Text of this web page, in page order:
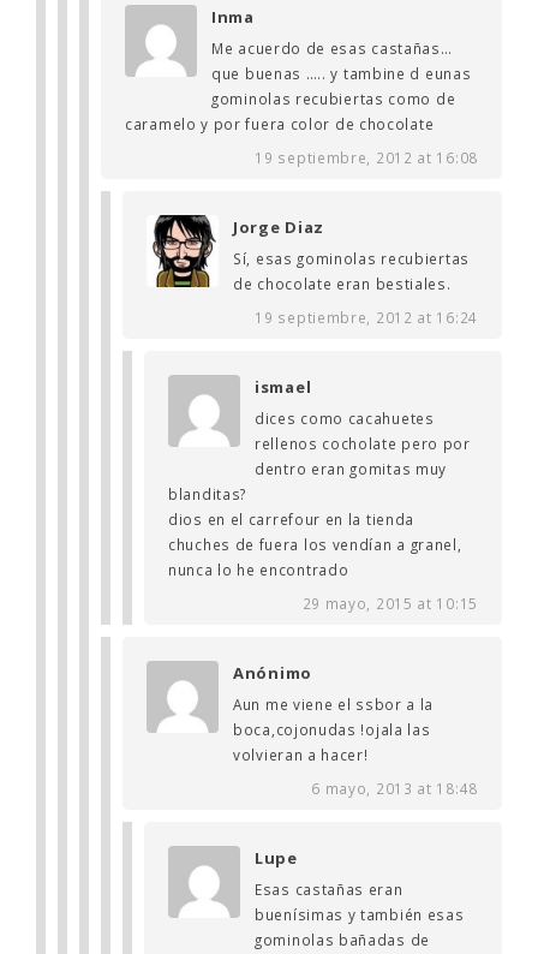
Inma
Me acuerdo de esas castañas…
que buenas ….. y tambine d eunas
gominolas recubiertas como de
caramelo y por fuera color de chocolate
19 septiembre, 2012 at 16:08
Jorge Diaz
Sí, esas gominolas recubiertas
de chocolate eran bestiales.
19 septiembre, 2012 at 16:24
ismael
dices como cacahuetes
rellenos cocholate pero por
dentro eran gomitas muy
blanditas?
dios en el carrefour en la tienda
chuches de fuera los vendían a granel,
nunca lo he encontrado
29 mayo, 2015 at 10:15
Anónimo
Aun me viene el ssbor a la
boca,cojonudas !ojala las
volvieran a hacer!
6 mayo, 2013 at 18:48
Lupe
Esas castañas eran
buenísimas y también esas
gominolas bañadas de